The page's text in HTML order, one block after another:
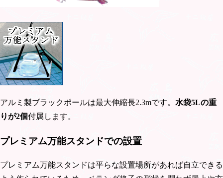
アルミ製ブラックポールは最大伸縮長2.3mです。 水袋5Lの重
りが2個付属します。
プレミアム万能スタンドでの設置
プレミアム万能スタンドは平らな設置場所があれば自立できる